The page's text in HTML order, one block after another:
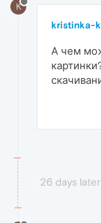
K
kristinka-
А чем
26 days later